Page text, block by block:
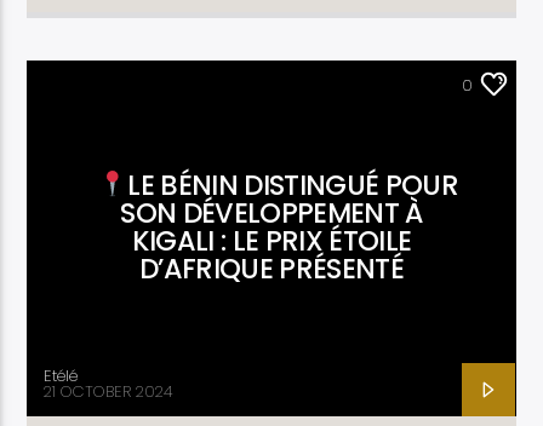
0
LE BÉNIN DISTINGUÉ POUR
SON DÉVELOPPEMENT À
KIGALI : LE PRIX ÉTOILE
D’AFRIQUE PRÉSENTÉ
Etélé
21 OCTOBER 2024